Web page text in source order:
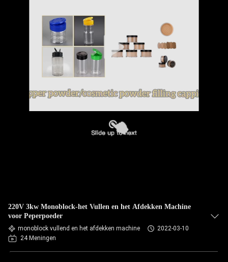
220V 3kw Monoblock-het Vullen en het Afdekken Machine
voor Peperpoeder
monoblock vullend en het afdekken machine
2022-03-10
24 Meningen